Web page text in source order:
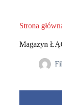
Strona
Magazyn